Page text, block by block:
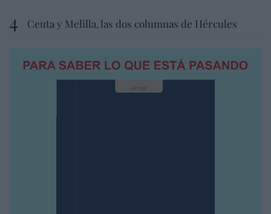
Ceuta y Melilla, las dos columnas de Hércules